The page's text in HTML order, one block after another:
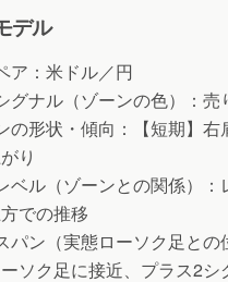
デル
ア：米ドル／円
グナル（ゾーンの色）：売
の形状・傾向：【短期】
り
ベル（ゾーンとの関係）
での推移
パン（実態ローソク足と
ソク足に接近、プラス2シ